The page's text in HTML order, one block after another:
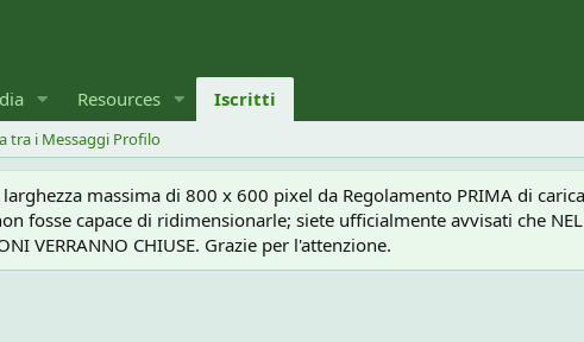
Resources Iscritti
tra i Messaggi Profilo
massima di 800 x 600 pixel da Regolamento PRIMA di
fosse capace di ridimensionarle; siete ufficialmente avvisati che NEL
VERRANNO CHIUSE. Grazie per l'attenzione.